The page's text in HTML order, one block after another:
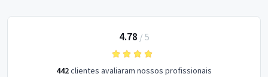
4.78 / 5
442clientes avaliaram nossos profissionais